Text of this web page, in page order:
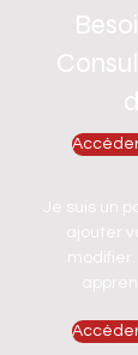
Je suis un
ajouter
modifier.